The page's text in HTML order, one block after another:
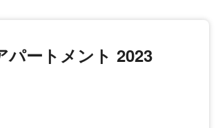
パートメント 2023